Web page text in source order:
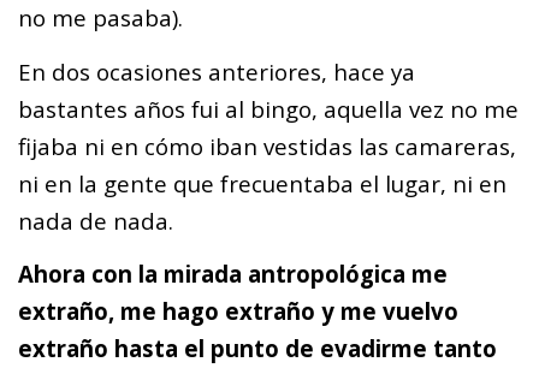
no me pasaba).
En dos ocasiones anteriores, hace ya
bastantes años fui al bingo, aquella vez no me
fijaba ni en cómo iban vestidas las camareras,
ni en la gente que frecuentaba el lugar, ni en
nada de nada.
Ahora con la mirada antropológica me
extraño, me hago extraño y me vuelvo
extraño hasta el punto de evadirme tanto